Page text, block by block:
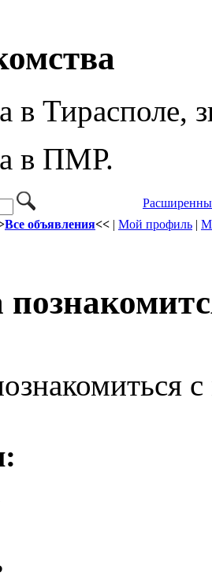
в Тирасполе,
в ПМР.
Все объявления<< | Мой профиль |